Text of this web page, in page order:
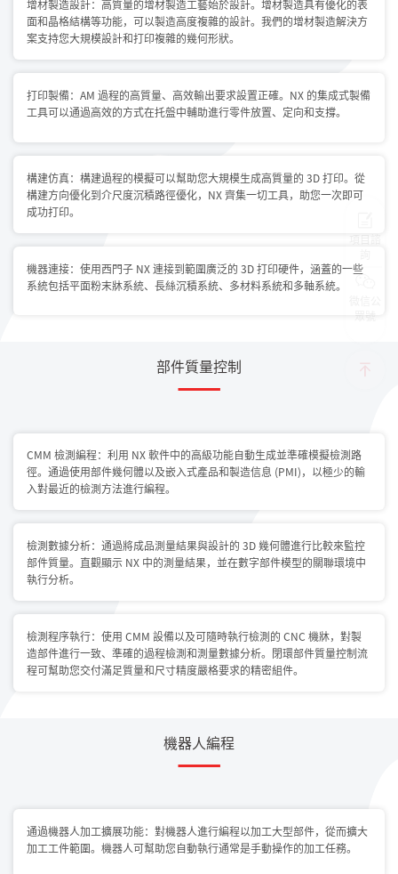
增材製造設計：高質量的增材製造工藝始於設計。增材製造具有優化的表
面和晶格結構等功能，可以製造高度複雜的設計。我們的增材製造解決方
案支持您大規模設計和打印複雜的幾何形狀。
打印製備：AM 過程的高質量、高效輸出要求設置正確。NX 的集成式製備
工具可以通過高效的方式在托盤中輔助進行零件放置、定向和支撐。
構建仿真：構建過程的模擬可以幫助您大規模生成高質量的 3D 打印。從
構建方向優化到介尺度沉積路徑優化，NX 齊集一切工具，助您一次即可
成功打印。
機器連接：使用西門子 NX 連接到範圍廣泛的 3D 打印硬件，涵蓋的一些
系統包括平面粉末牀系統、長絲沉積系統、多材料系統和多軸系統。
部件質量控制
CMM 檢測編程：利用 NX 軟件中的高級功能自動生成並準確模擬檢測路
徑。通過使用部件幾何體以及嵌入式產品和製造信息 (PMI)，以極少的輸
入對最近的檢測方法進行編程。
檢測數據分析：通過將成品測量結果與設計的 3D 幾何體進行比較來監控
部件質量。直觀顯示 NX 中的測量結果，並在數字部件模型的關聯環境中
執行分析。
檢測程序執行：使用 CMM 設備以及可隨時執行檢測的 CNC 機牀，對製
造部件進行一致、準確的過程檢測和測量數據分析。閉環部件質量控制流
程可幫助您交付滿足質量和尺寸精度嚴格要求的精密組件。
機器人編程
通過機器人加工擴展功能：對機器人進行編程以加工大型部件，從而擴大
加工工件範圍。機器人可幫助您自動執行通常是手動操作的加工任務。
項目諮
眾號